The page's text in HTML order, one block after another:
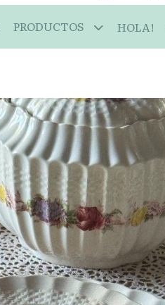
PRODUCTOS HOLA!